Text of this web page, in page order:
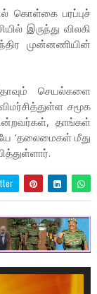
கொள்கை பரப்புச்
இருந்து விலகி
முன்னணியின்
செயல்களை
சமூக
தாங்கள்
‘தலைமைகள் மீது